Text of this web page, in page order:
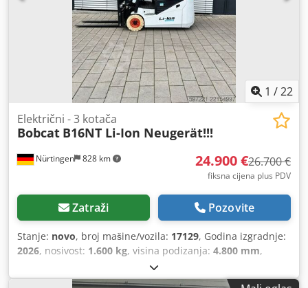
1 /22
Nürtingen 828 km
Električni - 3 kotača
Bobcat B16NT Li-Ion Neugerät!!!
24.900 €26.700 €
fiksna cijena plus PDV
Zatraži Pozovite
Stanje: novo, broj mašine/vozila: 17129, Godina izgradnje:
2026, nosivost: 1.600 kg, visina podizanja: 4.800 mm,
1.484 mm
vrsta goriva:električni, vrsta jarbola:triplex, građevinska